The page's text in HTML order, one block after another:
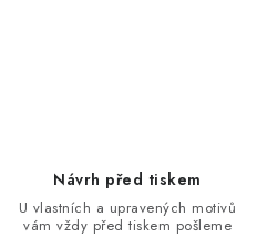
Návrh před tiskem
U vlastních a upravených motivů
vám vždy před tiskem pošleme